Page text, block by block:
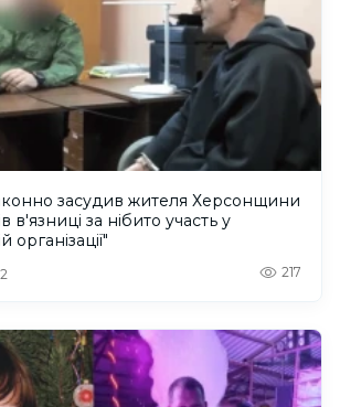
засудив жителя Херсонщини
в'язниці за нібито участь у
організації"
217